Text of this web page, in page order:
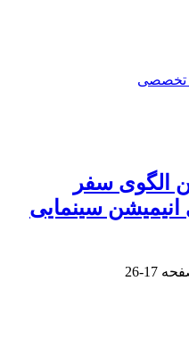
تخصصی
الگوی سفر
سینمایی‌
17-26